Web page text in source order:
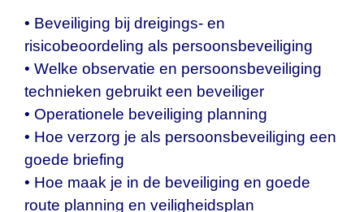
• Beveiliging bij dreigings- en
risicobeoordeling als persoonsbeveiliging
• Welke observatie en persoonsbeveiliging
technieken gebruikt een beveiliger
• Operationele beveiliging planning
• Hoe verzorg je als persoonsbeveiliging een
goede briefing
• Hoe maak je in de beveiliging en goede
route planning en veiligheidsplan